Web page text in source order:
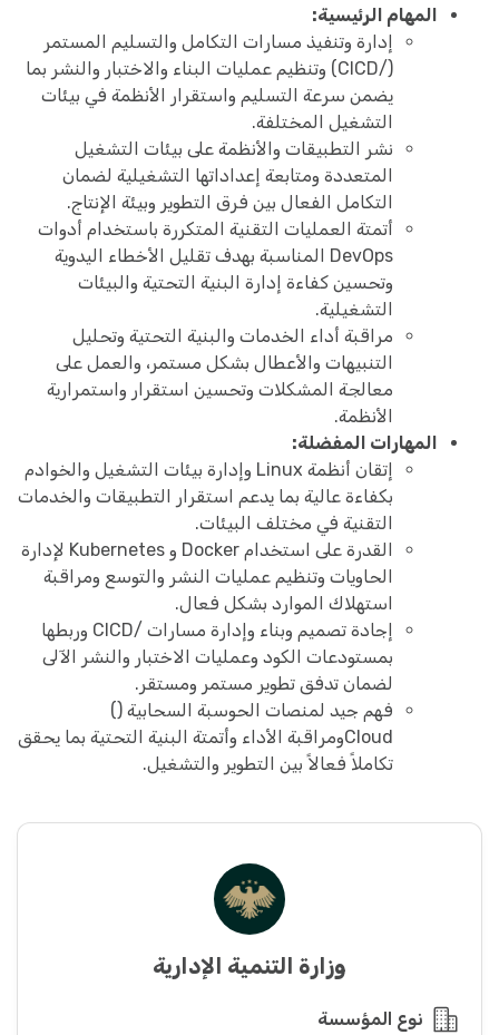
المهام الرئيسية:
إدارة وتنفيذ مسارات التكامل والتسليم المستمر
(/CICD) وتنظيم عمليات البناء والاختبار والنشر بما
يضمن سرعة التسليم واستقرار الأنظمة في بيئات
التشغيل المختلفة.
نشر التطبيقات والأنظمة على بيئات التشغيل
المتعددة ومتابعة إعداداتها التشغيلية لضمان
التكامل الفعال بين فرق التطوير وبيئة الإنتاج.
أتمتة العمليات التقنية المتكررة باستخدام أدوات
DevOps المناسبة بهدف تقليل الأخطاء اليدوية
وتحسين كفاءة إدارة البنية التحتية والبيئات
التشغيلية.
مراقبة أداء الخدمات والبنية التحتية وتحليل
التنبيهات والأعطال بشكل مستمر، والعمل على
معالجة المشكلات وتحسين استقرار واستمرارية
الأنظمة.
المهارات المفضلة:
إتقان أنظمة Linux وإدارة بيئات التشغيل والخوادم
بكفاءة عالية بما يدعم استقرار التطبيقات والخدمات
التقنية في مختلف البيئات.
القدرة على استخدام Docker و Kubernetes لإدارة
الحاويات وتنظيم عمليات النشر والتوسع ومراقبة
استهلاك الموارد بشكل فعال.
إجادة تصميم وبناء وإدارة مسارات /CICD وربطها
بمستودعات الكود وعمليات الاختبار والنشر الآلى
لضمان تدفق تطوير مستمر ومستقر.
فهم جيد لمنصات الحوسبة السحابية ()
Cloudومراقبة الأداء وأتمتة البنية التحتية بما يحقق
تكاملاً فعالاً بين التطوير والتشغيل.
وزارة التنمية الإدارية
نوع المؤسسة